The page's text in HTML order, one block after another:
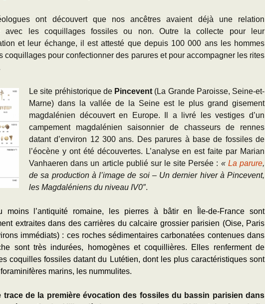
ont découvert que nos ancêtres avaient déjà une relation
avec les coquillages fossiles ou non. Outre la collecte pour leur
et leur échange, il est attesté que depuis 100 000 ans les hommes
coquillages pour confectionner des parures et pour accompagner les rites
Le site préhistorique de Pincevent (La Grande Paroisse, Seine-et-
Marne) dans la vallée de la Seine est le plus grand gisement
magdalénien découvert en Europe. Il a livré les vestiges d’un
campement magdalénien saisonnier de chasseurs de rennes
datant d’environ 12 300 ans. Des parures à base de fossiles de
l’éocène y ont été découvertes. L’analyse en est faite par Marian
Vanhaeren dans un article publié sur le site Persée : « La parure,
de sa production à l’image de soi – Un dernier hiver à Pincevent,
les Magdaléniens du niveau IV0″.
moins l’antiquité romaine, les pierres à bâtir en Île-de-France sont
extraites dans des carrières du calcaire grossier parisien (Oise, Paris
immédiats) : ces roches sédimentaires carbonatées contenues dans
sont très indurées, homogènes et coquillières. Elles renferment de
coquilles fossiles datant du Lutétien, dont les plus caractéristiques sont
foraminifères marins, les nummulites.
trace de la première évocation des fossiles du bassin parisien dans